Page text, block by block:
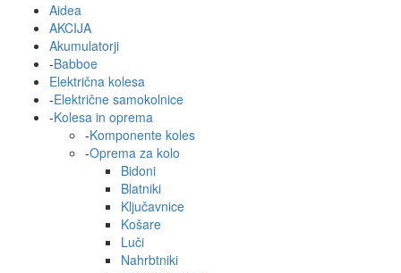
Aidea
AKCIJA
Akumulatorji
-Babboe
Električna kolesa
-Električne samokolnice
-Kolesa in oprema
-Komponente koles
-Oprema za kolo
Bidoni
Blatniki
Ključavnice
Košare
Luči
Nahrbtniki